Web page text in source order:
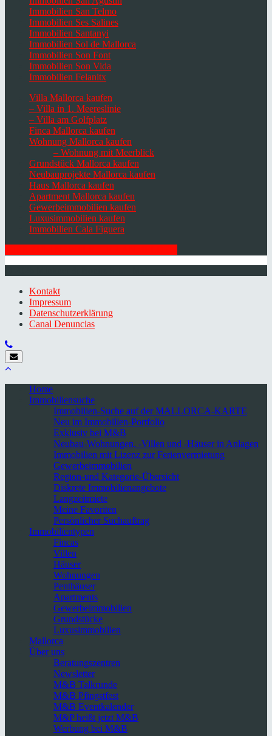
Immobilien San Telmo
Immobilien Ses Salines
Immobilien Santanyi
Immobilien Sol de Mallorca
Immobilien Son Font
Immobilien Son Vida
Immobilien Felanitx
Villa Mallorca kaufen
– Villa in 1. Meereslinie
– Villa am Golfplatz
Finca Mallorca kaufen
Wohnung Mallorca kaufen
– Wohnung mit Meerblick
Grundstück Mallorca kaufen
Neubauprojekte Mallorca kaufen
Haus Mallorca kaufen
Apartment Mallorca kaufen
Gewerbeimmobilien kaufen
Luxusimmobilien kaufen
Immobilien Cala Figuera
Kontakt
Impressum
Datenschutzerklärung
Canal Denuncias
Home
Immobiliensuche
Immobilien-Suche auf der MALLORCA-KARTE
Neu im Immobilien-Portfolio
Exklusiv bei M&B
Neubau-Wohnungen, -Villen und -Häuser in Anlagen
Immobilien mit Lizenz zur Ferienvermietung
Gewerbeimmobilien
Region-und Kategorie-Übersicht
Diskrete Immobilienangebote
Langzeitmiete
Meine Favoriten
Persönlicher Suchauftrag
Immobilientypen
Fincas
Villen
Häuser
Wohnungen
Penthäuser
Apartments
Gewerbeimmobilien
Grundstücke
Luxusimmobilien
Mallorca
Über uns
Beratungszentren
Newsletter
M&B Talkrunde
M&B Pfingstfest
M&B Eventkalender
M&P heißt jetzt M&B
Werbung bei M&B